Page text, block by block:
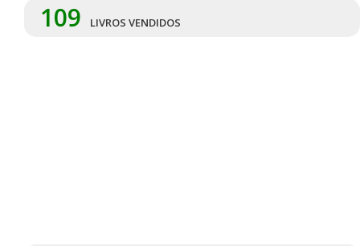
109 LIVROS VENDIDOS